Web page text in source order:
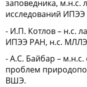
заповедника, м.н.с.
исследований ИПЭЭ
- И.П. Котлов – н.с.
ИПЭЭ РАН, н.с.
- А.С. Байбар –
проблем
ВШЭ.